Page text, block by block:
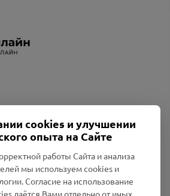
cookies и улучшении
опыта на Сайте
работы Сайта и анализа
мы используем cookies и
Согласие на использование